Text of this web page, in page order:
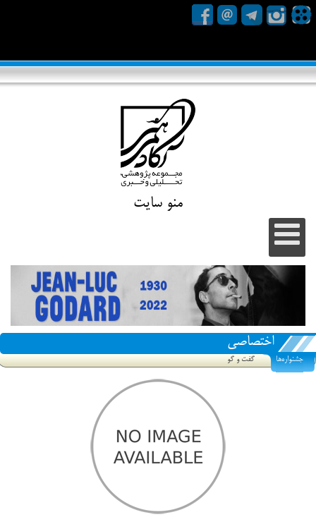
منو سایت
اختصاصی
جشنواره‌ها گفت و گو